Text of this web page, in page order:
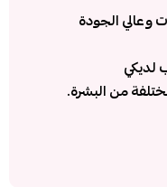
وعالي الجودة
لديكي
من البشرة.